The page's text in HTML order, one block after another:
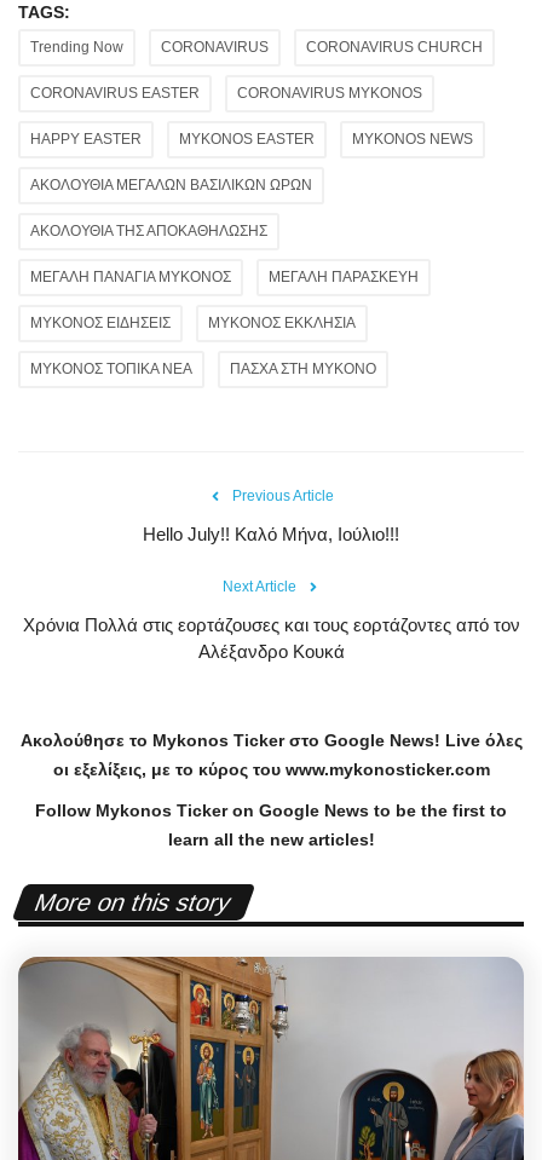
TAGS:
Trending Now CORONAVIRUS CORONAVIRUS CHURCH
CORONAVIRUS EASTER CORONAVIRUS MYKONOS
HAPPY EASTER MYKONOS EASTER MYKONOS NEWS
ΑΚΟΛΟΥΘΙΑ ΜΕΓΑΛΩΝ ΒΑΣΙΛΙΚΩΝ ΩΡΩΝ
ΑΚΟΛΟΥΘΙΑ ΤΗΣ ΑΠΟΚΑΘΗΛΩΣΗΣ
ΜΕΓΑΛΗ ΠΑΝΑΓΙΑ ΜΥΚΟΝΟΣ ΜΕΓΑΛΗ ΠΑΡΑΣΚΕΥΗ
ΜΥΚΟΝΟΣ ΕΙΔΗΣΕΙΣ ΜΥΚΟΝΟΣ ΕΚΚΛΗΣΙΑ
ΜΥΚΟΝΟΣ ΤΟΠΙΚΑ ΝΕΑ ΠΑΣΧΑ ΣΤΗ ΜΥΚΟΝΟ
Previous Article
Hello July!! Καλό Μήνα, Ιούλιο!!!
Next Article
Χρόνια Πολλά στις εορτάζουσες και τους εορτάζοντες από τον
Αλέξανδρο Κουκά
Ακολούθησε το Mykonos Tickerστο Google News! Liveόλες
οι εξελίξεις, με το κύρος του www.mykonosticker.com
Follow Mykonos Ticker on Google News to be the first to
learn all the new articles!
More on this story